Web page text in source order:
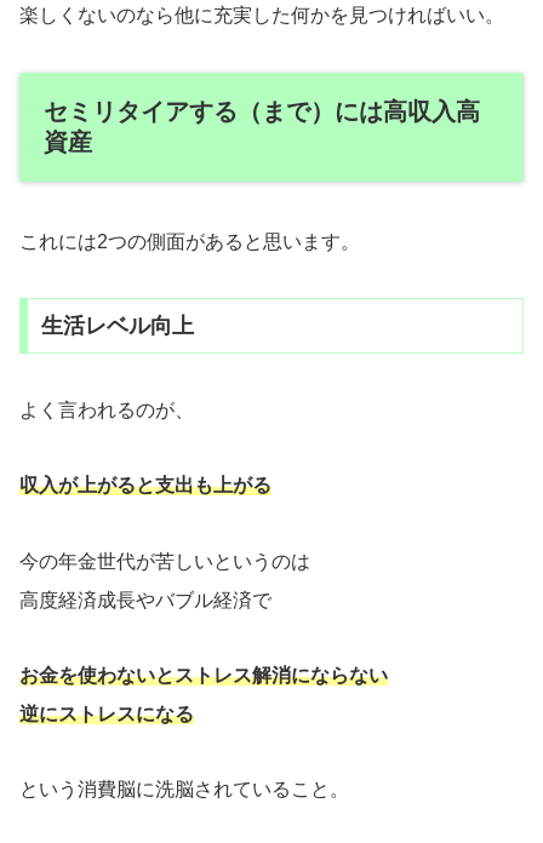
楽しくないのなら他に充実した何かを見つければいい。
セミリタイアする（まで）には高収入高
資産
これには2つの側面があると思います。
生活レベル向上
よく言われるのが、
収入が上がると支出も上がる
今の年金世代が苦しいというのは
高度経済成長やバブル経済で
お金を使わないとストレス解消にならない
逆にストレスになる
という消費脳に洗脳されていること。